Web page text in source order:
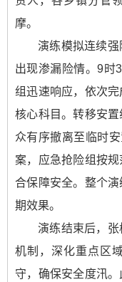
摩。
演练模拟连续
出现渗漏险情。9时
组迅速响应，依次
核心科目。转移安
众有序撤离至临时
案，应急抢险组按
合保障安全。整个
期效果。
演练结束后，
机制，深化重点区
守，确保安全度汛